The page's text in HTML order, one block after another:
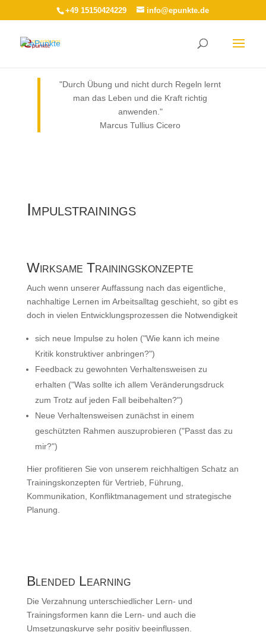
+49 15150424229 info@epunkte.de
"Durch Übung und nicht durch Regeln lernt
man das Leben und die Kraft richtig
anwenden."
Marcus Tullius Cicero
Impulstrainings
Wirksame Trainingskonzepte
Auch wenn unserer Auffassung nach das eigentliche,
nachhaltige Lernen im Arbeitsalltag geschieht, so gibt es
doch in vielen Entwicklungsprozessen die Notwendigkeit
sich neue Impulse zu holen ("Wie kann ich meine
Kritik konstruktiver anbringen?")
Feedback zu gewohnten Verhaltensweisen zu
erhalten ("Was sollte ich allem Veränderungsdruck
zum Trotz auf jeden Fall beibehalten?")
Neue Verhaltensweisen zunächst in einem
geschützten Rahmen auszuprobieren ("Passt das zu
mir?")
Hier profitieren Sie von unserem reichhaltigen Schatz an
Trainingskonzepten für Vertrieb, Führung,
Kommunikation, Konfliktmanagement und strategische
Planung.
Blended Learning
Die Verzahnung unterschiedlicher Lern- und
Trainingsformen kann die Lern- und auch die
Umsetzungskurve sehr positiv beeinflussen.